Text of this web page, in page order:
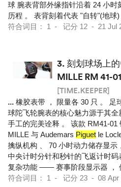
球 腕表背部外缘指针沿着 24 小时
历程 。 表背刻着代表 "自转"(地球
符合词目： 1 - 记分 12 - 21 Jul
3. 刻划球场上
MILLE RM 41-
[TIME.KEEPER]
... 橡胶表带 ， 限量各 30 只 。 足
球陀飞轮腕表的核心魅力源于其
手工的完美诠释 。 该款 RM41-01
MILLE 与 Audemars Piguet le
擒纵机构 、 70 小时动力储存显示
中央计时分针和秒针的飞返计时
复杂功能 —— 赛事阶段显示器 ，
符合词目： 1 - 记分 23 - 08 Apr